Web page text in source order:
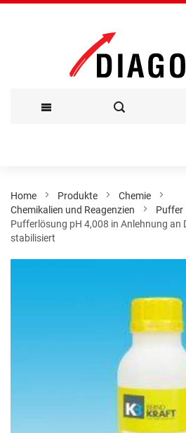
Inhalt
Home Produkte
Chemie
Chemikalien und Reagenzien
Puffer
Pufferlösung pH 4,008 in Anlehnung an
stabilisiert